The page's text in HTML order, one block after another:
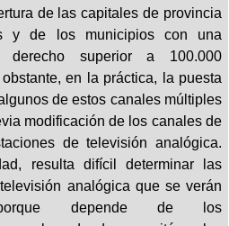
de las capitales de provincia
y de los municipios con una
derecho superior a 100.000
en la práctica, la puesta
de estos canales múltiples
modificación de los canales de
de televisión analógica.
resulta difícil determinar las
analógica que se verán
depende de los